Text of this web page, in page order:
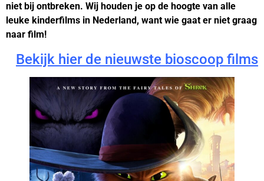
niet bij ontbreken. Wij houden je op de hoogte van alle
leuke kinderfilms in Nederland, want wie gaat er niet graag
naar film!
Bekijk hier de nieuwste bioscoop films